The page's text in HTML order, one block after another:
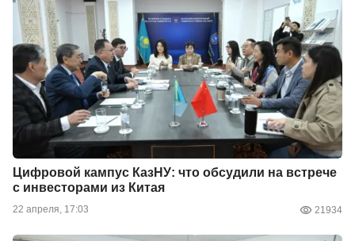
Цифровой кампус КазНУ: что обсудили на встрече
с инвесторами из Китая
22 апреля, 17:03 21934